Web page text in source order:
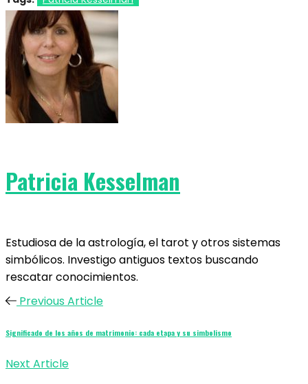
Patricia Kesselman
Estudiosa de la astrología, el tarot y otros sistemas
simbólicos. Investigo antiguos textos buscando
rescatar conocimientos.
Previous Article
Significado de los años de matrimonio: cada etapa y su simbolismo
Next Article